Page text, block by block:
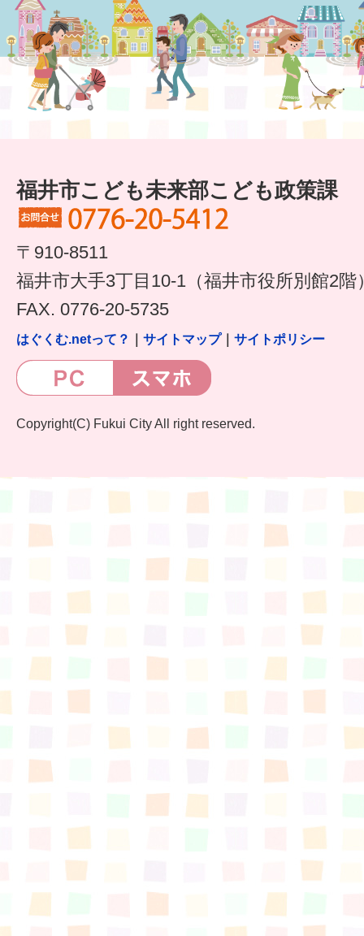
福井市こども未来部こども政策課
〒910-8511
福井市大手3丁目10-1（福井市役所別館2階
FAX. 0776-20-5735
はぐくむ.netって？ サイトマップ｜ サイトポリシー
Copyright(C) Fukui City All right reserved.
福井市図書館オススメの本
お出かけ情報
病気・けが 基本情報
パパもママも子育て
ソーシャルメディア
すまいるサポート行事案内